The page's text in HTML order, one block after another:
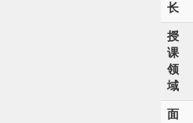
长
授
课
领
域
面